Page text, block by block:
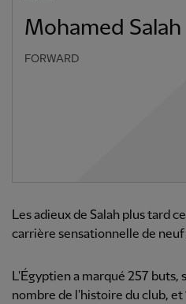
Mohamed Salah
FORWARD
Les adieux de Salah plus tard
carrière sensationnelle de neuf
L'Égyptien a marqué 257 buts,
nombre de l'histoire du club, et